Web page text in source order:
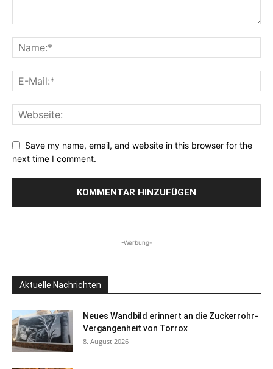
Save my name, email, and website in this browser for the
next time I comment.
-Werbung-
Aktuelle Nachrichten
Neues Wandbild erinnert an die Zuckerrohr-
Vergangenheit von Torrox
8. August 2026